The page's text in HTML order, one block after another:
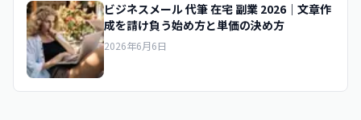
ビジネスメール 代筆 在宅 副業 2026｜文章作
成を請け負う始め方と単価の決め方
2026年6月6日